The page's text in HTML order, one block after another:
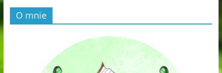
O mnie